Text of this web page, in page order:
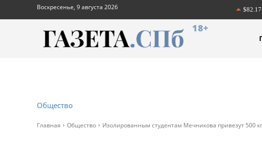
Воскресенье, 9 августа 2026 $82.17
18+
Общество
Главная Общество Изолированным студентам Мечникова привезут 500